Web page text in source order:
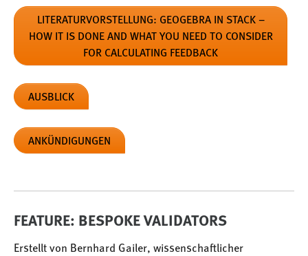
LITERATURVORSTELLUNG: GEOGEBRA IN STACK –
HOW IT IS DONE AND WHAT YOU NEED TO CONSIDER
FOR CALCULATING FEEDBACK
AUSBLICK
ANKÜNDIGUNGEN
FEATURE: BESPOKE VALIDATORS
Erstellt von Bernhard Gailer, wissenschaftlicher
Name:
fe_user, be_user, be_lastLoginProvider
einloggen zu können.
24 Stunden
STATISTIK
Diese Informationen helfen uns zu verstehen, wie